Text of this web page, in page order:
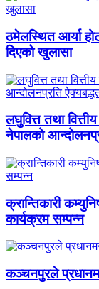
ठमेलस्थित आर्या
दिएको खुलासा
लघुवित्त तथा
नेपालको
क्रान्तिकारी
कार्यक्रम सम्पन्न
कञ्चनपुरले